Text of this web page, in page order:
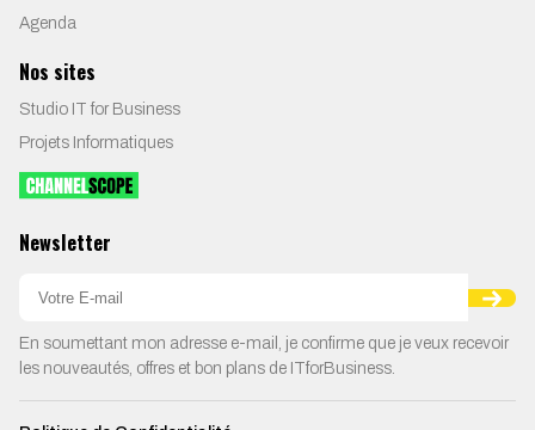
Agenda
Nos sites
Studio IT for Business
Projets Informatiques
Newsletter
En soumettant mon adresse e-mail, je confirme que je veux recevoir
les nouveautés, offres et bon plans de ITforBusiness.